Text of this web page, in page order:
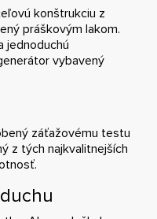
konštrukciu z
práškovým lakom.
jednoduchú
vybavený
záťažovému testu
z tých najkvalitnejších